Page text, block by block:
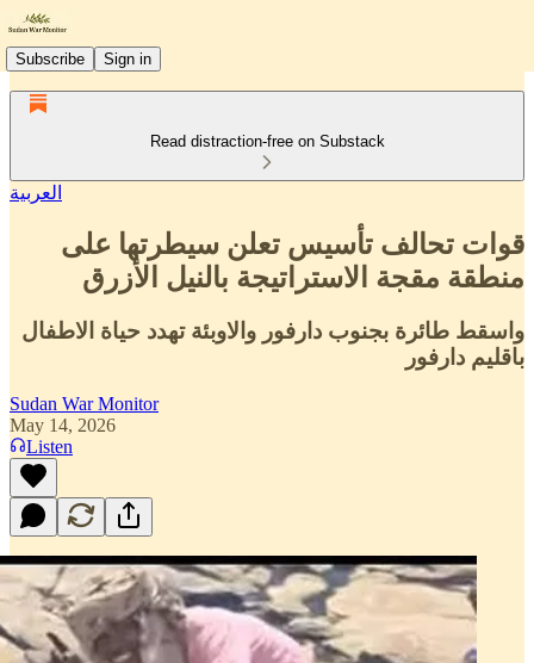
Subscribe Sign in
Read distraction-free on Substack
العربية
قوات تحالف تأسيس تعلن سيطرتها على
منطقة مقجة الاستراتيجة بالنيل الأزرق
واسقط طائرة بجنوب دارفور والاوبئة تهدد حياة الاطفال
باقليم دارفور
Sudan War Monitor
May 14, 2026
Listen